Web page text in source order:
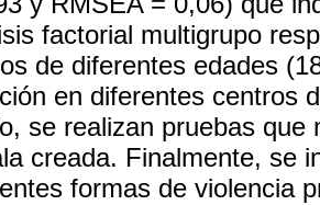
factorial multigrupo
de diferentes edades
en diferentes centros
se realizan pruebas
creada. Finalmente, se
formas de violencia